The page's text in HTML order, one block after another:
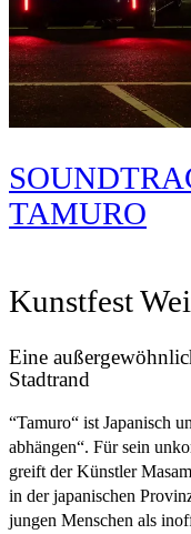
TAMURO
Kunstfest
Eine
Stadtrand
“Tamuro“ ist Japanisch
abhängen“. Für sein
greift der Künstler
in der japanischen
jungen Menschen als